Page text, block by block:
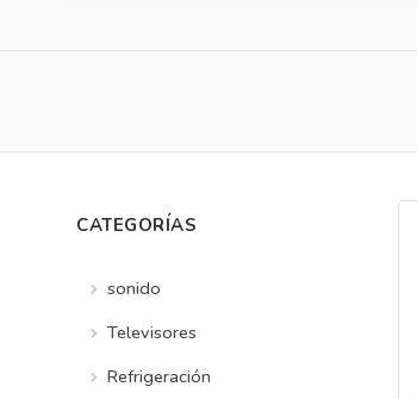
CATEGORÍAS
sonido
Televisores
Refrigeración